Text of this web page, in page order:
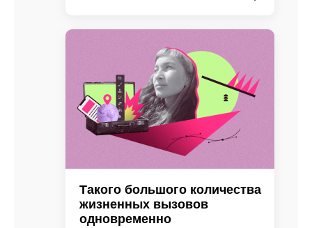
Такого большого количества
жизненных вызовов
одновременно